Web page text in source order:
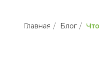
Главная / Блог /